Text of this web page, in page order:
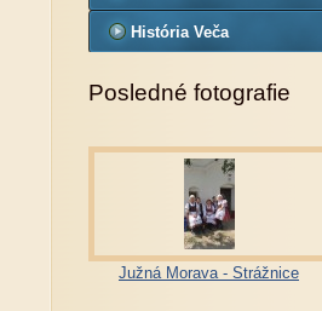
História Veča
Posledné fotografie
Južná Morava - Strážnice